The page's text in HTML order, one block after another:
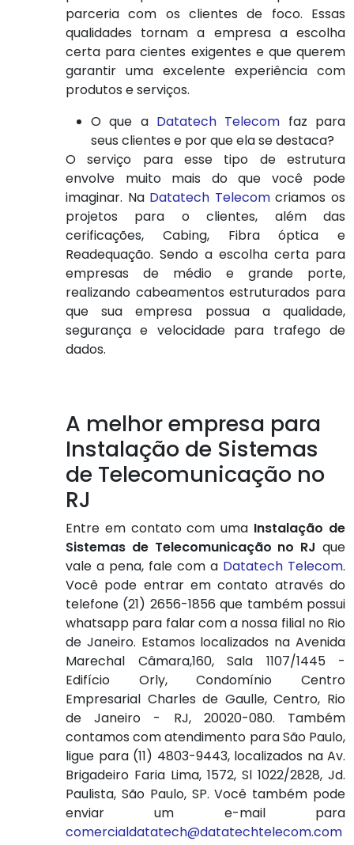
parceria com os clientes de foco. Essas
qualidades tornam a empresa a escolha
certa para cientes exigentes e que querem
garantir uma excelente experiência com
produtos e serviços.
O que a Datatech Telecom faz para
seus clientes e por que ela se destaca?
O serviço para esse tipo de estrutura
envolve muito mais do que você pode
imaginar. Na Datatech Telecomcriamos os
projetos para o clientes, além das
cerificações, Cabing, Fibra óptica e
Readequação. Sendo a escolha certa para
empresas de médio e grande porte,
realizando cabeamentos estruturados para
que sua empresa possua a qualidade,
segurança e velocidade para trafego de
dados.
A melhor empresa para
Instalação de Sistemas
de Telecomunicação no
RJ
Entre em contato com uma Instalação de
Sistemas de Telecomunicação no RJ que
vale a pena, fale com a Datatech Telecom.
Você pode entrar em contato através do
telefone (21) 2656-1856 que também possui
whatsapp para falar com a nossa filial no Rio
de Janeiro. Estamos localizados na Avenida
Marechal Câmara,160, Sala 1107/1445 -
Edifício Orly, Condomínio Centro
Empresarial Charles de Gaulle, Centro, Rio
de Janeiro - RJ, 20020-080. Também
contamos com atendimento para São Paulo,
ligue para (11) 4803-9443, localizados na Av.
Brigadeiro Faria Lima, 1572, Sl 1022/2828, Jd.
Paulista, São Paulo, SP. Você também pode
enviar um e-mail para
comercialdatatech@datatechtelecom.com